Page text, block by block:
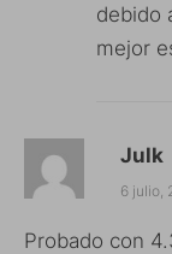
debido
mejor
Julk
6 julio,
Probado con